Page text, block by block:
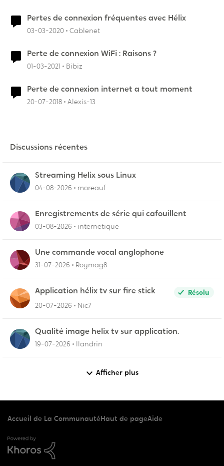
Pertes de connexion fréquentes avec Hélix
03-03-2020 Cablenet
Perte de connexion WiFi : Raisons ?
01-03-2021 Bibiz
Perte de connexion internet a tout moment
20-07-2018 Alexis-13
Discussions récentes
Streaming Helix sous Linux
04-08-2026 moreauf
Enregistrements de série qui cafouillent
03-08-2026 internetique
Une commande vocal anglophone
31-07-2026 Roymag8
Application hélix tv sur fire stick
Résolu
20-07-2026
Nic7
Qualité image helix tv sur application.
19-07-2026 llandrin
Afficher plus
Accueil de La CommunautéHaut de pageAide